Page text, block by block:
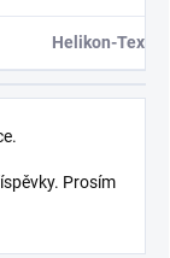
Helikon-Tex
Prosím